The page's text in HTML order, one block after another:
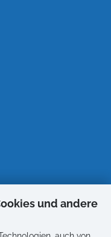
und andere